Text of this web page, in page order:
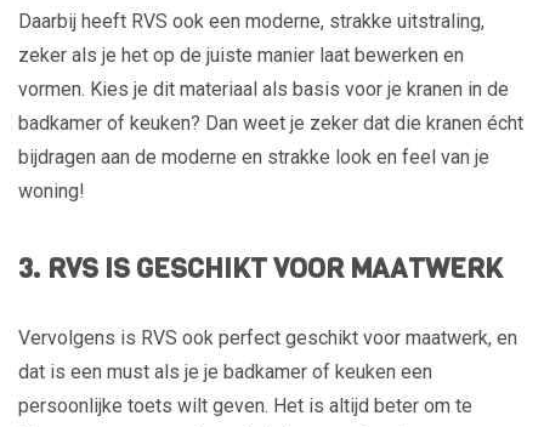
Daarbij heeft RVS ook een moderne, strakke uitstraling,
zeker als je het op de juiste manier laat bewerken en
vormen. Kies je dit materiaal als basis voor je kranen in de
badkamer of keuken? Dan weet je zeker dat die kranen écht
bijdragen aan de moderne en strakke look en feel van je
woning!
3. RVS IS GESCHIKT VOOR MAATWERK
Vervolgens is RVS ook perfect geschikt voor maatwerk, en
dat is een must als je je badkamer of keuken een
persoonlijke toets wilt geven. Het is altijd beter om te